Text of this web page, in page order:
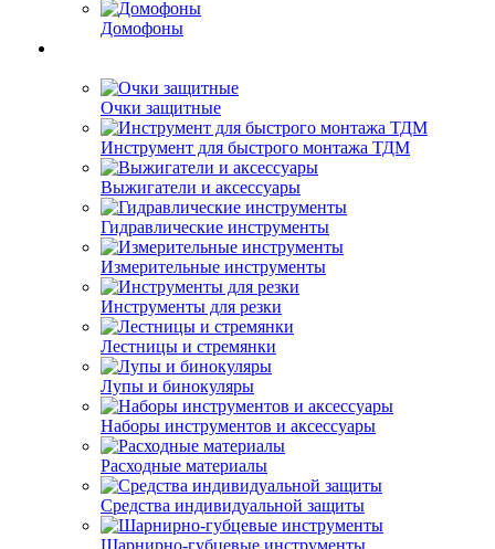
Домофоны
Очки защитные
Инструмент для быстрого монтажа ТДМ
Выжигатели и аксессуары
Гидравлические инструменты
Измерительные инструменты
Инструменты для резки
Лестницы и стремянки
Лупы и бинокуляры
Наборы инструментов и аксессуары
Расходные материалы
Средства индивидуальной защиты
Шарнирно-губцевые инструменты